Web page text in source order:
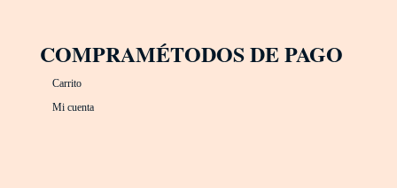
COMPRA
Carrito
Mi cuenta
MÉTODOS DE PAGO